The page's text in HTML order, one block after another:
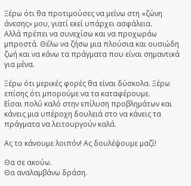
Ξέρω ότι θα προτιμούσες να μείνω στη «ζώνη
άνεσης» μου, γιατί εκεί υπάρχει ασφάλεια.
Αλλά πρέπει να συνεχίσω και να προχωράω
μπροστά. Θέλω να ζήσω μια πλούσια και ουσιώδη
ζωή και να κάνω τα πράγματα που είναι σημαντικά
για μένα.
Ξέρω ότι μερικές φορές θα είναι δύσκολα. Ξέρω
επίσης ότι μπορούμε να τα καταφέρουμε.
Είσαι πολύ καλό στην επίλυση προβλημάτων και
κάνεις μια υπέροχη δουλειά στο να κάνεις τα
πράγματα να λειτουργούν καλά.
Ας το κάνουμε λοιπόν! Ας δουλέψουμε μαζί!
Θα σε ακούω.
Θα αναλαμβάνω δράση.